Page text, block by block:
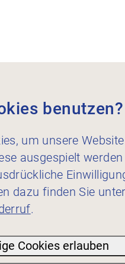
Inserent:innen
benutzen?
um unsere
ausgespielt werden
dazu finden Sie unter
.
Cookies erlauben